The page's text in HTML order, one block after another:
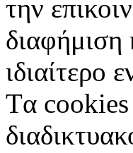
την
διαφήμιση
ιδιαίτερο
Tα cookies